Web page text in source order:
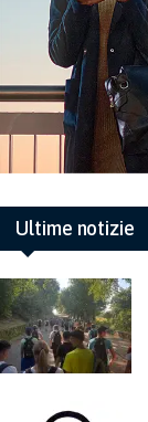
Ultime notizie